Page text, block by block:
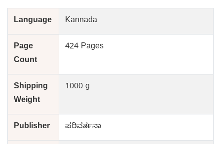
Language Kannada
Page
Count
424 Pages
Shipping
Weight
1000 g
Publisher ಪರಿವರ್ತನಾ